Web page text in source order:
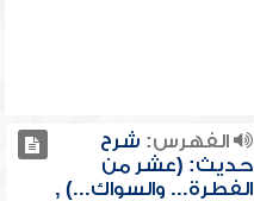
الفهرس: شرح
حديث: (عشر من
الفطرة... والسواك...) ,